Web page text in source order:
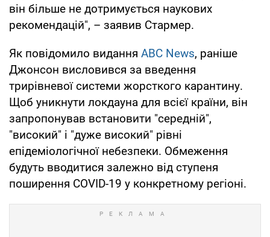
він більше не дотримується наукових
рекомендацій", – заявив Стармер.
Як повідомило видання ABC News, раніше
Джонсон висловився за введення
трирівневої системи жорсткого карантину.
Щоб уникнути локдауна для всієї країни, він
запропонував встановити "середній",
"високий" і "дуже високий" рівні
епідеміологічної небезпеки. Обмеження
будуть вводитися залежно від ступеня
поширення COVID-19 у конкретному регіоні.